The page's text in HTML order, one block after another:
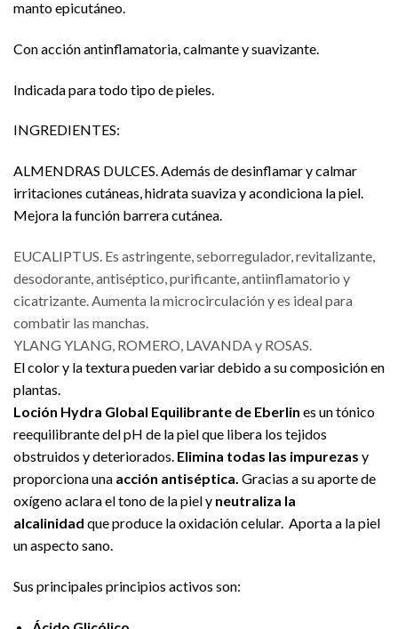
manto epicutáneo.
Con acción antinflamatoria, calmante y suavizante.
Indicada para todo tipo de pieles.
INGREDIENTES:
ALMENDRAS DULCES. Además de desinflamar y calmar
irritaciones cutáneas, hidrata suaviza y acondiciona la piel.
Mejora la función barrera cutánea.
EUCALIPTUS. Es astringente, seborregulador, revitalizante,
desodorante, antiséptico, purificante, antiinflamatorio y
cicatrizante. Aumenta la microcirculación y es ideal para
combatir las manchas.
YLANG YLANG, ROMERO, LAVANDA y ROSAS.
El color y la textura pueden variar debido a su composición en
plantas.
Loción Hydra Global Equilibrante de Eberlin es un tónico
reequilibrante del pH de la piel que libera los tejidos
obstruidos y deteriorados. Elimina todas las impurezas y
proporciona una acción antiséptica. Gracias a su aporte de
oxígeno aclara el tono de la piel y neutraliza la
alcalinidad que produce la oxidación celular. Aporta a la piel
un aspecto sano.
Sus principales principios activos son: